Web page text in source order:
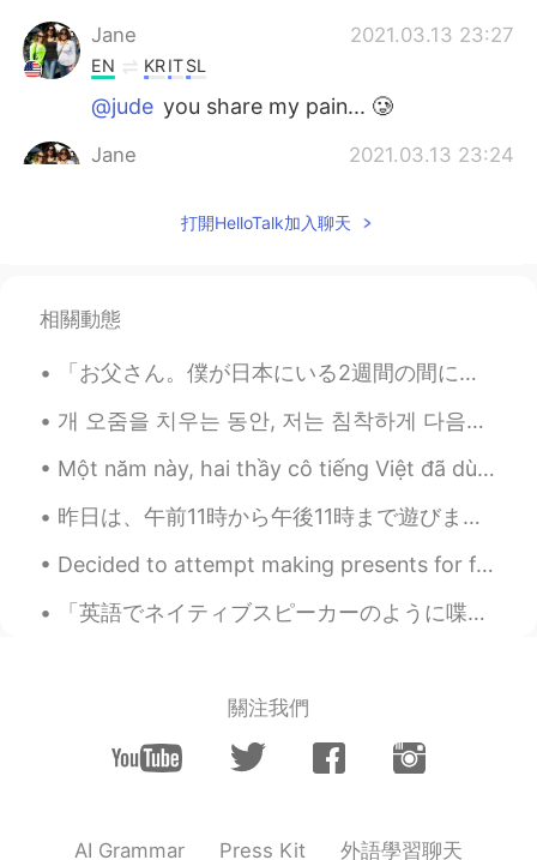
Jane 2021.03.13 23:27
EN KRITSL
@jude you share my pain... 🥲
Jane 2021.03.13 23:24
you won't think it's so funny
KR
이런 😅
jude 2021.03.13 22:56
I understand too. My dog too😚😔😁
KR EN
‘어서 치워요, 제인 씨’라고 하는 것 같아요
@Owen-> exactly. No shame, no
remorse = no friend. 😤
打開HelloTalk加入聊天
相關動態
「お父さん。僕が日本にいる2週間の間に、あなたは死なないでください。頼むよ。」 と癌と闘っているお父さんに言いました。 私は先週の木曜日に帰りました。 彼は昨日、亡くなりました。 本当に...
개 오줌을 치우는 동안, 저는 침착하게 다음과 같이 선언했습니다. 이 우정은 끝났어요. 이제부터 우리는 룸메이트일 뿐이에요. 집세를 내셔야 해요. 개는 양...
Một năm này, hai thầy cô tiếng Việt đã dùng bài báo để dạy tiếng Việt cho tôi. Theo tôi thì học b...
昨日は、午前11時から午後11時まで遊びました。 居酒屋 居酒屋 寿司屋 カラオケ 焼き鳥 焼き鳥 カラオケ よく頑張りました。 とても楽しかったです。 私が今でも日本語の勉強をしている...
Decided to attempt making presents for family. I am not good at painting or crafting. but I had f...
「英語でネイティブスピーカーのように喋れるようになりた〜い！」と言っている人が多いです。 でも、その目標は多分無理と思います。 なぜかというと、人の性格は喋り方と繋がっているからです。 例...
關注我們
AI Grammar Press Kit 外語學習聊天